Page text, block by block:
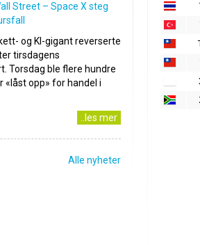
Street – Space X steg
og KI-gigant reverserte
tirsdagens
Torsdag ble flere hundre
«låst opp» for handel i
..les mer
Alle nyheter